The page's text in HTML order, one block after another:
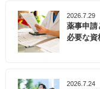
2026.7.29
薬事申請
必要な資
2026.7.24